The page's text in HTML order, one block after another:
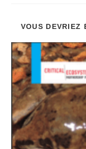
VOUS DEVRIEZ